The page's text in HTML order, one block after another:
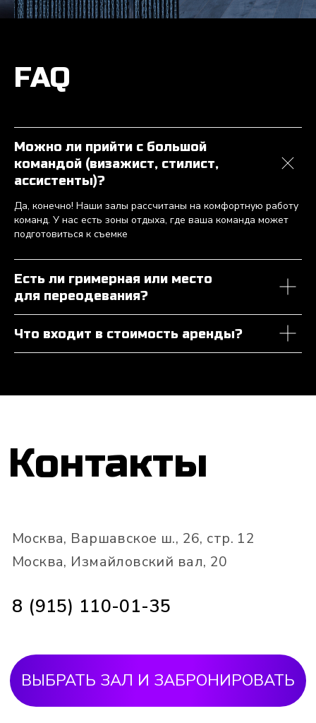
FAQ
Можно ли прийти с большой
командой (визажист, стилист,
ассистенты)?
Да, конечно! Наши залы рассчитаны на комфортную работу
команд. У нас есть зоны отдыха, где ваша команда может
подготовиться к съемке
Есть ли гримерная или место
для переодевания?
Что входит в стоимость аренды?